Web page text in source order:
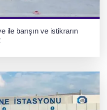
ile barışın ve istikrarın